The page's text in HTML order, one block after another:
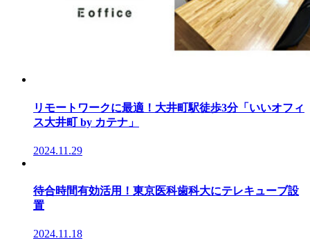
リモートワークに最適！大井町駅徒歩3分「いいオフィ
ス大井町 by カテナ」
2024.11.29
待合時間有効活用！東京医科歯科大にテレキューブ設
置
2024.11.18